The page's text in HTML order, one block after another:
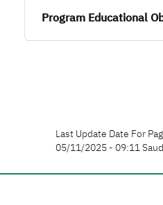
Program Educational
Last Update Date For
05/11/2025 - 09:11